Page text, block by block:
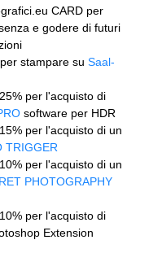
CARD per
e godere di futuri
stampare su Saal-
per l'acquisto di
software per HDR
per l'acquisto di un
TRIGGER
per l'acquisto di un
PHOTOGRAPHY
per l'acquisto di
Extension